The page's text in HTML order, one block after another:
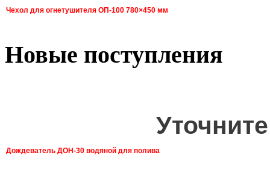
Чехол для огнетушителя ОП-100 780×450 мм
Новые поступления
Дождеватель ДОН-30 водяной для полива